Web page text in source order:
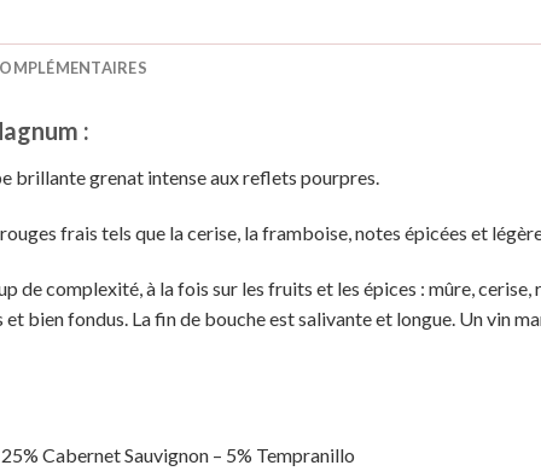
:
brillante grenat intense aux reflets pourpres.
frais tels que la cerise, la framboise, notes épicées et
de complexité, à la fois sur les fruits et les épices : mûre,
bien fondus. La fin de bouche est salivante et longue. Un vin
Cabernet Sauvignon – 5% Tempranillo